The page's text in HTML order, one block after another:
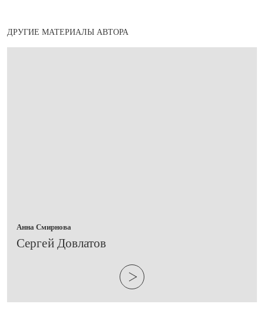
ДРУГИЕ МАТЕРИАЛЫ АВТОРА
Анна Смирнова
​Сергей Довлатов